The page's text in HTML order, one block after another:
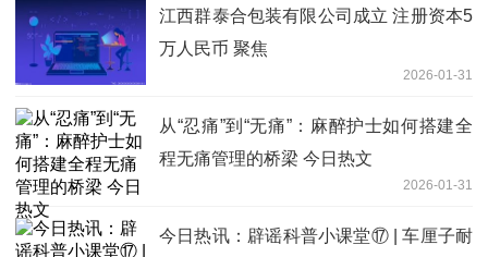
江西群泰合包装有限公司成立 注册资本5
万人民币 聚焦
2026-01-31
从“忍痛”到“无痛”：麻醉护士如何搭建全
程无痛管理的桥梁 今日热文
2026-01-31
今日热讯：辟谣科普小课堂⑰ | 车厘子耐